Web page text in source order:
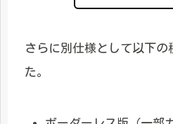
さらに別仕様として以下の
た。